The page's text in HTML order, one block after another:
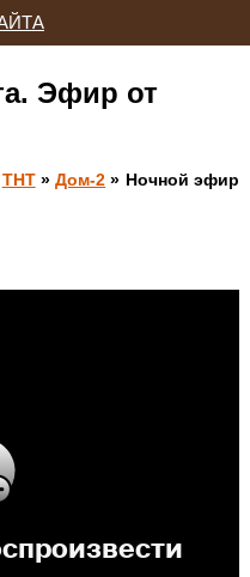
Эфир от
ТНТ»Дом-2 » Ночной эфир